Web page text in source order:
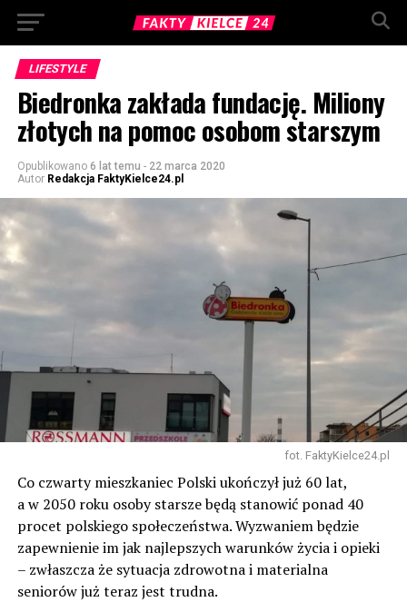
LIFESTYLE
Biedronka zakłada fundację. Miliony
złotych na pomoc osobom starszym
Opublikowano 6 lat temu - 22 marca 2020
Autor Redakcja FaktyKielce24.pl
fot. FaktyKielce24.pl
Co czwarty mieszkaniec Polski ukończył już 60 lat,
a w 2050 roku osoby starsze będą stanowić ponad 40
procet polskiego społeczeństwa. Wyzwaniem będzie
zapewnienie im jak najlepszych warunków życia i opieki
– zwłaszcza że sytuacja zdrowotna i materialna
seniorów już teraz jest trudna.